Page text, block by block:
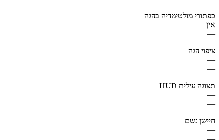
—
כפתורי מולטימדיה בהגה
אין
—
—
ציפוי הגה
—
—
—
תצוגה עילית HUD
—
—
—
חיישן גשם
—
—